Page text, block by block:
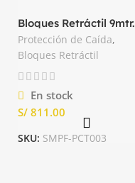
Bloques Retráctil 9mtr.
Cable de Acero TRX
Protección de Caída,
Bloques Retráctil
En stock
S/
SKU: SMPF-PCT003